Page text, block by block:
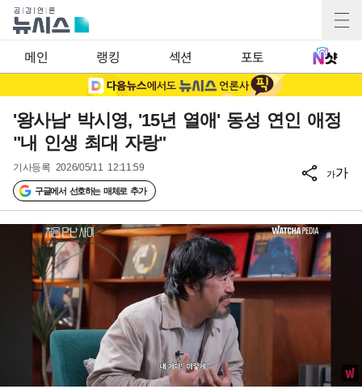
메인 랭킹 섹션 포토
'왕사남' 박시영, '15년 열애' 동성 연인 애정
"내 인생 최대 자랑"
기사등록 2026/05/11 12:11:59
구글에서 선호하는 매체로 추가
가가